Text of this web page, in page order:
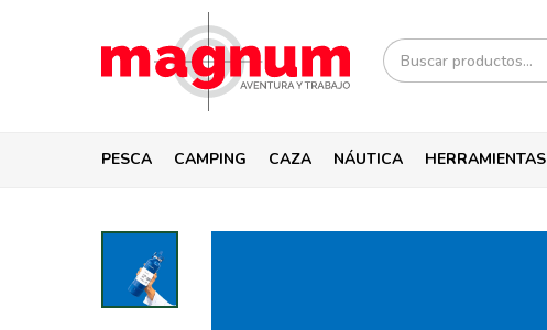
PESCA CAMPING CAZA NÁUTICA HERRAMIENTAS